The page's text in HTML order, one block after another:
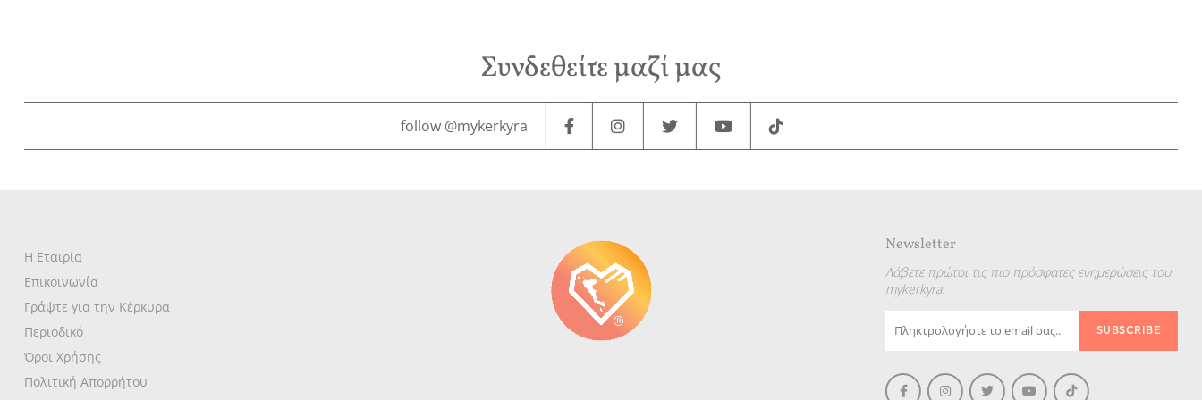
Συνδεθείτε μαζί μας
follow @mykerkyra
Η Εταιρία
Επικοινωνία
Γράψτε για την Κέρκυρα
Περιοδικό
Όροι Χρήσης
Πολιτική Απορρήτου
Newsletter
Λάβετε πρώτοι τις πιο πρόσφατες ενημερώσεις του
mykerkyra.